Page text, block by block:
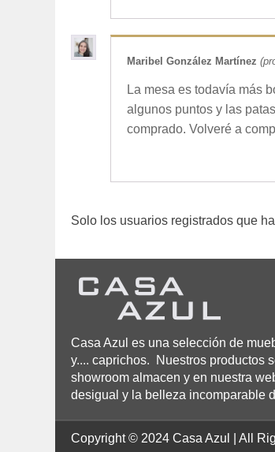
Maribel González Martínez
La mesa es todavía más
algunos puntos y las
comprado. Volveré a
Solo los usuarios registrados que
Casa Azul es una selección de
y.... caprichos. Nuestros productos
showroom almacen y en nuestra
desigual y la belleza incomparable
Copyright © 2024 Casa Azul | All